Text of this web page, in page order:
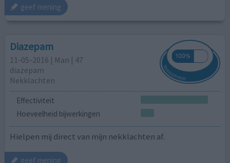
geef mening
Diazepam
11-05-2016 | Man | 47
diazepam
Nekklachten
Effectiviteit
Hoeveelheid bijwerkingen
Hielpen mij direct van mijn nekklachten af.
geef mening